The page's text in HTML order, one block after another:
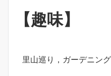
【趣味】
里山巡り，ガーデニン